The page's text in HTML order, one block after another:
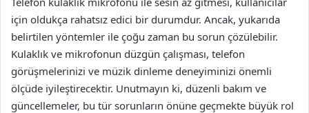
için oldukça rahatsız edici bir durumdur. Ancak, yukarıda
belirtilen yöntemler ile çoğu zaman bu sorun çözülebilir.
Kulaklık ve mikrofonun düzgün çalışması, telefon
görüşmelerinizi ve müzik dinleme deneyiminizi önemli
ölçüde iyileştirecektir. Unutmayın ki, düzenli bakım ve
güncellemeler, bu tür sorunların önüne geçmekte büyük rol